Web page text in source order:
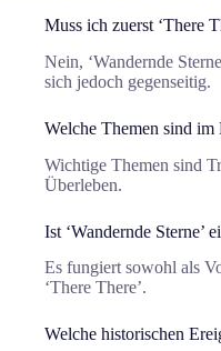
Muss ich zuerst ‘There
Nein, ‘Wandernde
sich jedoch gegenseitig.
Welche Themen sind im
Wichtige Themen sind
Überleben.
Ist ‘Wandernde Sterne’
Es fungiert sowohl als
‘There There’.
Welche historischen